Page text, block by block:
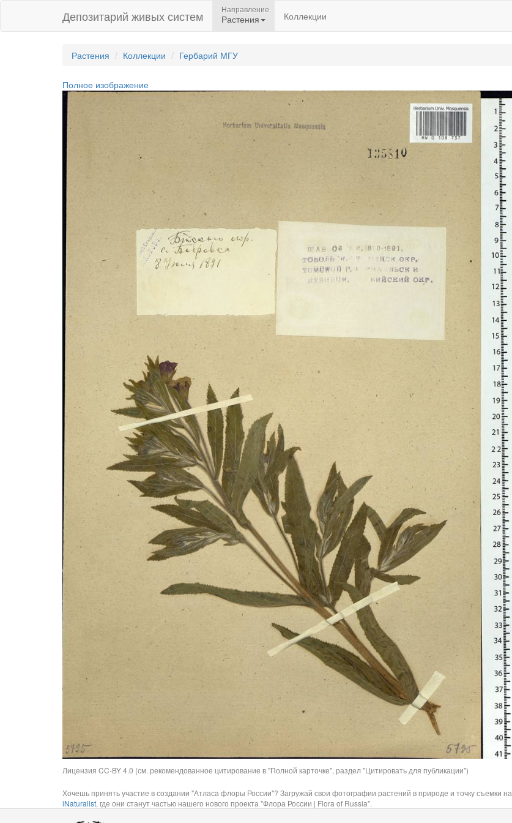
Депозитарий живых систем Направление
Растения Коллекции
Растения Коллекции Гербарий МГУ
Полное изображение
Лицензия CC-BY 4.0 (см. рекомендованное цитирование в "Полной карточке", раздел "Цитировать для публикации")
Хочешь принять участие в создании "Атласа флоры России"? Загружай свои фотографии растений в природе и точку съемки на
iNaturalist, где они станут частью нашего нового проекта "Флора России | Flora of Russia".